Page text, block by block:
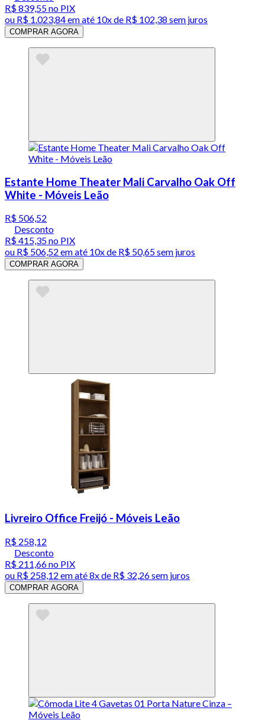
R$ 839,55no PIX
ou R$ 1.023,84em até 10x de R$ 102,38 sem juros
COMPRAR AGORA
Estante Home Theater Mali Carvalho Oak Off
White - Móveis Leão
R$ 506,52
Desconto
R$ 415,35no PIX
ou R$ 506,52 em até 10x de R$ 50,65 sem juros
COMPRAR AGORA
Livreiro Office Freijó - Móveis Leão
R$ 258,12
Desconto
R$ 211,66no PIX
ou R$ 258,12 em até8x de R$ 32,26 sem juros
COMPRAR AGORA